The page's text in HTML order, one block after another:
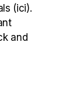
(ici).
and